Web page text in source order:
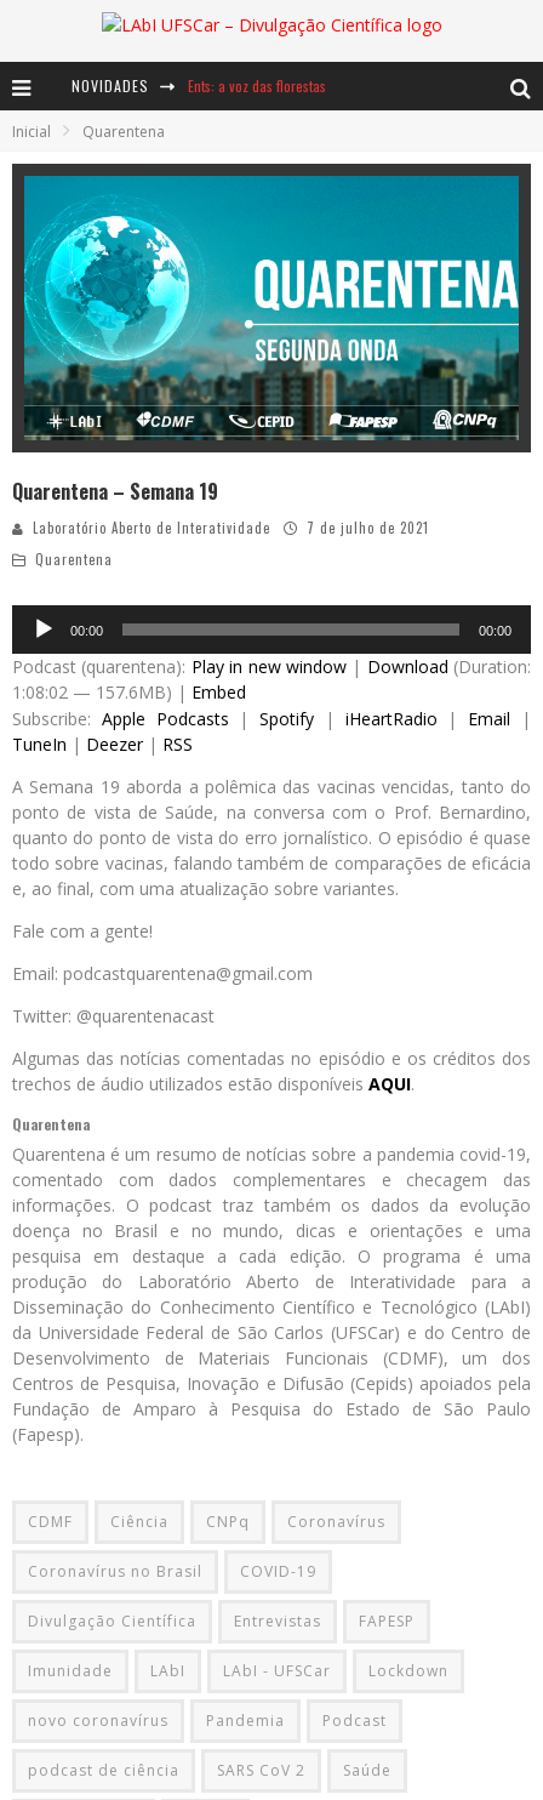
NOVIDADES Ents: a voz das florestas
Baú de Histórias - A jamais imaginada aventura com os moinhos de vento
Inicial Quarentena
Quarentena – Semana 19
Laboratório Aberto de Interatividade
7 de julho de 2021
Quarentena
Audio
Player
00:00 00:00
Podcast (quarentena): Play in new window| Download (Duration:
1:08:02 — 157.6MB) | Embed
Subscribe: Apple Podcasts |Spotify | iHeartRadio | Email |
TuneIn | Deezer| RSS
A Semana 19 aborda a polêmica das vacinas vencidas, tanto do
ponto de vista de Saúde, na conversa com o Prof. Bernardino,
quanto do ponto de vista do erro jornalístico. O episódio é quase
todo sobre vacinas, falando também de comparações de eficácia
e, ao final, com uma atualização sobre variantes.
Fale com a gente!
Email: podcastquarentena@gmail.com
Twitter: @quarentenacast
Algumas das notícias comentadas no episódio e os créditos dos
trechos de áudio utilizados estão disponíveis AQUI.
Quarentena
Quarentena é um resumo de notícias sobre a pandemia covid-19,
comentado com dados complementares e checagem das
informações. O podcast traz também os dados da evolução
doença no Brasil e no mundo, dicas e orientações e uma
pesquisa em destaque a cada edição. O programa é uma
produção do Laboratório Aberto de Interatividade para a
Disseminação do Conhecimento Científico e Tecnológico (LAbI)
da Universidade Federal de São Carlos (UFSCar) e do Centro de
Desenvolvimento de Materiais Funcionais (CDMF), um dos
Centros de Pesquisa, Inovação e Difusão (Cepids) apoiados pela
Fundação de Amparo à Pesquisa do Estado de São Paulo
(Fapesp).
CDMF Ciência CNPq Coronavírus
Coronavírus no Brasil COVID-19
Divulgação Científica Entrevistas FAPESP
Imunidade LAbI LAbI - UFSCar Lockdown
novo coronavírus Pandemia Podcast
podcast de ciência SARS CoV 2 Saúde